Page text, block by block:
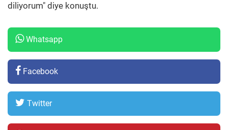
diliyorum" diye konuştu.
Whatsapp
Facebook
Twitter